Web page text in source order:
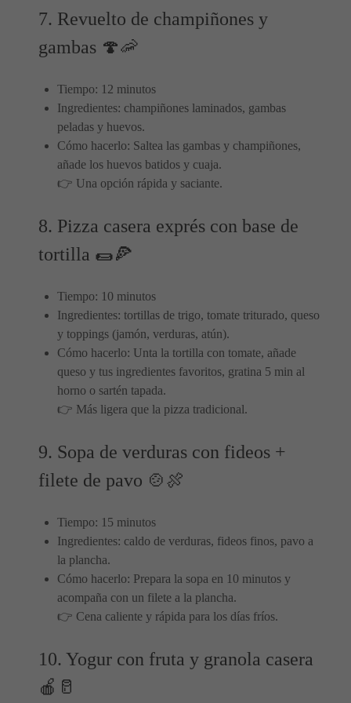
7. Revuelto de champiñones y
gambas 🍄🦐
Tiempo: 12 minutos
Ingredientes: champiñones laminados, gambas
peladas y huevos.
Cómo hacerlo: Saltea las gambas y champiñones,
añade los huevos batidos y cuaja.
👉 Una opción rápida y saciante.
8. Pizza casera exprés con base de
tortilla 🌯🍕
Tiempo: 10 minutos
Ingredientes: tortillas de trigo, tomate triturado, queso
y toppings (jamón, verduras, atún).
Cómo hacerlo: Unta la tortilla con tomate, añade
queso y tus ingredientes favoritos, gratina 5 min al
horno o sartén tapada.
👉 Más ligera que la pizza tradicional.
9. Sopa de verduras con fideos +
filete de pavo 🍲🍖
Tiempo: 15 minutos
Ingredientes: caldo de verduras, fideos finos, pavo a
la plancha.
Cómo hacerlo: Prepara la sopa en 10 minutos y
acompaña con un filete a la plancha.
👉 Cena caliente y rápida para los días fríos.
10. Yogur con fruta y granola casera
🍎🥛